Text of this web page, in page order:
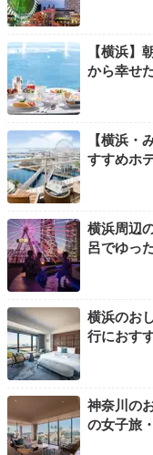
オープンモール
のんびり散策
宿を出たら、海沿い
ク横浜」へ。ショッ
いを散歩したり、充
【横浜】
から幸せ
【横浜
すすめホ
横浜周辺
呂でゆっ
横浜のお
行におす
神奈川の
の女子旅